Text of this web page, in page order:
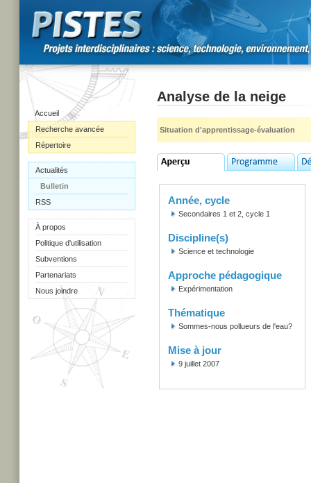
Accueil
Recherche avancée
Répertoire
Actualités
Bulletin
RSS
À propos
Politique d'utilisation
Subventions
Partenariats
Nous joindre
Analyse de la neige
Situation d'apprentissage-évaluation
Année, cycle
Secondaires 1 et 2, cycle 1
Discipline(s)
Science et technologie
Approche pédagogique
Expérimentation
Thématique
Sommes-nous pollueurs de l'eau?
Mise à jour
9 juillet 2007